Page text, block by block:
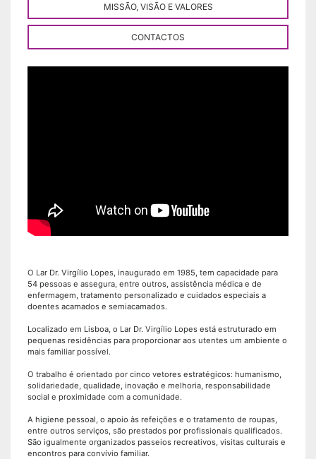
MISSÃO, VISÃO E VALORES
CONTACTOS
O Lar Dr. Virgílio Lopes, inaugurado em 1985, tem capacidade para
54 pessoas e assegura, entre outros, assistência médica e de
enfermagem, tratamento personalizado e cuidados especiais a
doentes acamados e semiacamados.
Localizado em Lisboa, o Lar Dr. Virgílio Lopes está estruturado em
pequenas residências para proporcionar aos utentes um ambiente o
mais familiar possível.
O trabalho é orientado por cinco vetores estratégicos: humanismo,
solidariedade, qualidade, inovação e melhoria, responsabilidade
social e proximidade com a comunidade.
A higiene pessoal, o apoio às refeições e o tratamento de roupas,
entre outros serviços, são prestados por profissionais qualificados.
São igualmente organizados passeios recreativos, visitas culturais e
encontros para convívio familiar.